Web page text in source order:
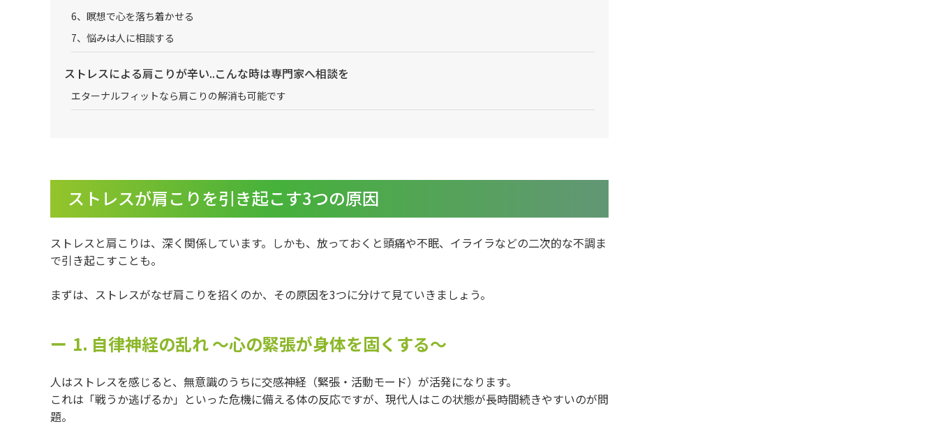
6、瞑想で心を落ち着かせる
7、悩みは人に相談する
ストレスによる肩こりが辛い..こんな時は専門家へ相談を
エターナルフィットなら肩こりの解消も可能です
ストレスが肩こりを引き起こす3つの原因
ストレスと肩こりは、深く関係しています。しかも、放っておくと頭痛や不眠、イライラなどの二次的な不調ま
で引き起こすことも。
まずは、ストレスがなぜ肩こりを招くのか、その原因を3つに分けて見ていきましょう。
1. 自律神経の乱れ 〜心の緊張が身体を固くする〜
人はストレスを感じると、無意識のうちに交感神経（緊張・活動モード）が活発になります。
これは「戦うか逃げるか」といった危機に備える体の反応ですが、現代人はこの状態が長時間続きやすいのが問
題。